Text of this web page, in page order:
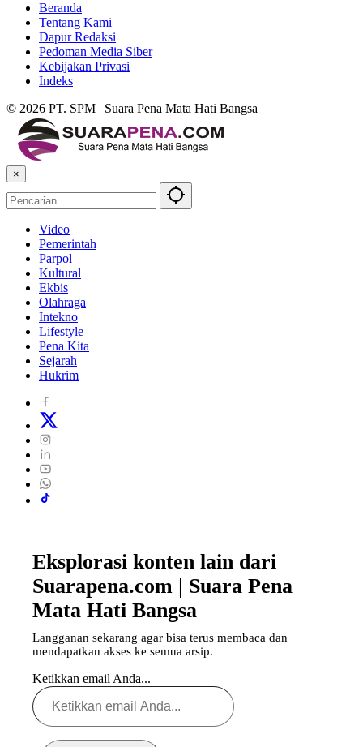
Beranda
Tentang Kami
Dapur Redaksi
Pedoman Media Siber
Kebijakan Privasi
Indeks
© 2026 PT. SPM | Suara Pena Mata Hati Bangsa
×
Video
Pemerintah
Parpol
Kultural
Ekbis
Olahraga
Intekno
Lifestyle
Pena Kita
Sejarah
Hukrim
Eksplorasi konten lain dari
Suarapena.com | Suara Pena
Mata Hati Bangsa
Langganan sekarang agar bisa terus membaca dan
mendapatkan akses ke semua arsip.
Ketikkan email Anda...